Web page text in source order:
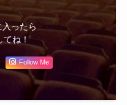
ったら
てね！
Follow Me